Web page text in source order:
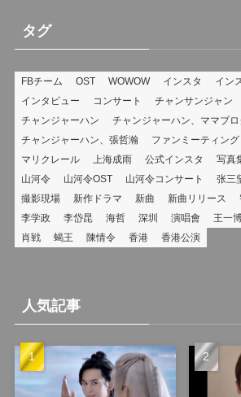
ー
タグ
FBチーム OST WOWOW インスタ
イン
インタビュー
コンサート チャンサンジャン
チャンジャーハン
チャンジャーハン、ママブロ
チャンジャーハン、張哲瀚
ファンミーティング
マリクレール
上海成雨 公式インスタ 写真
山河令
山河令OST 山河令コンサート 张三
撮影現場
新作ドラマ 新曲 新曲リリース
李学政
李岱昆 海哲 深圳 演唱會 王一
肖戦
蝎王 陳情令 香港 香港公演
人気記事